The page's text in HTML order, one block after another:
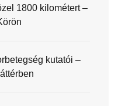
1800 kilométert –
kutatói –